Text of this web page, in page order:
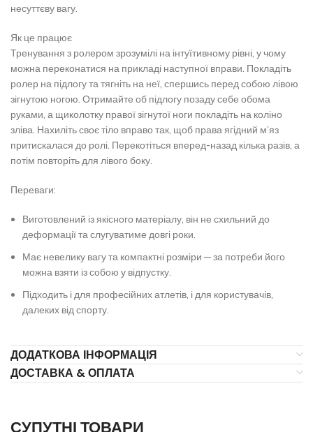
несуттєву вагу.
Як це працює
Тренування з ролером зрозумілі на інтуїтивному рівні, у чому
можна переконатися на прикладі наступної вправи. Покладіть
ролер на підлогу та тягніть на неї, спершись перед собою лівою
зігнутою ногою. Отримайте об підлогу позаду себе обома
руками, а щиколотку правої зігнутої ноги покладіть на коліно
зліва. Нахиліть своє тіло вправо так, щоб права ягідний м’яз
притискалася до ролі. Перекотіться вперед-назад кілька разів, а
потім повторіть для лівого боку.
Переваги:
Виготовлений із якісного матеріалу, він не схильний до
деформації та слугуватиме довгі роки.
Має невелику вагу та компактні розміри — за потреби його
можна взяти із собою у відпустку.
Підходить і для професійних атлетів, і для користувачів,
далеких від спорту.
ДОДАТКОВА ІНФОРМАЦІЯ
ДОСТАВКА & ОПЛАТА
СУПУТНІ ТОВАРИ